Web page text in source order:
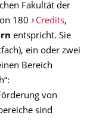
Fakultät der
180
Credits,
entspricht. Sie
ein oder zwei
Bereich
von
sind